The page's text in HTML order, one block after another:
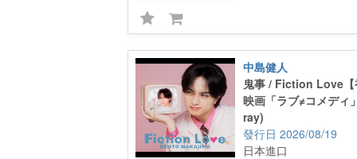
中島健人
鬼事 / Fiction Love【
映画「ラブ≠コメディ
ray)
2026/08/19
日本進口